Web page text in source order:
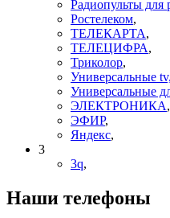
Радиопульты для
Ростелеком,
ТЕЛЕКАРТА,
ТЕЛЕЦИФРА,
Триколор,
Универсальные
Универсальные
ЭЛЕКТРОНИКА,
ЭФИР,
Яндекс,
3
3q,
Наши телефоны